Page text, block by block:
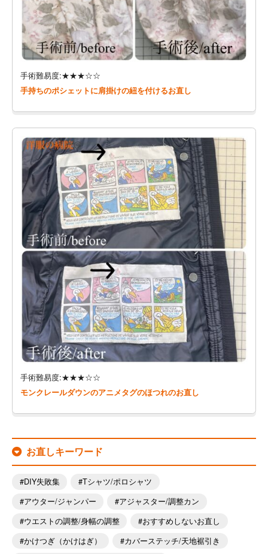
手術難易度:★★★☆☆
手持ちのポシェットに肩掛けの紐を付けるお直し
手術難易度:★★★☆☆
モンクレールダウンのアニメタグのほつれのお直し
お直しキーワード
DIY失敗集
Tシャツ/ポロシャツ
アウター/ジャンパー
アジャスター/調整カン
ウエストの調整/身幅の調整
おすすめしないお直し
かけつぎ（かけはぎ）
カバーステッチ/天地裾引き